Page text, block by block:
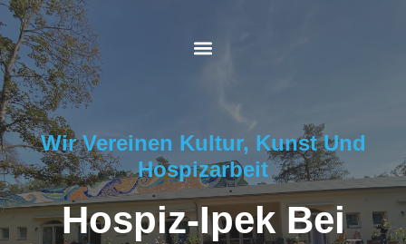
Wir Vereinen Kultur, Kunst Und
Hospizarbeit
Hospiz-Ipek Bei